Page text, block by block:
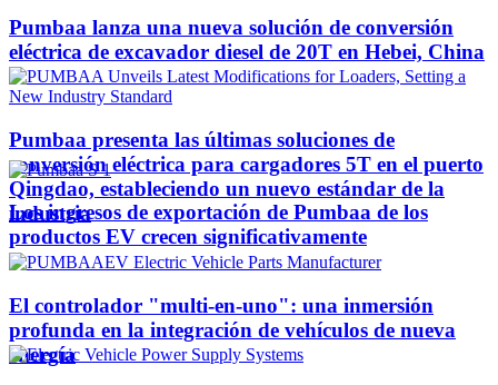
Pumbaa lanza una nueva solución de conversión
eléctrica de excavador diesel de 20T en Hebei, China
Pumbaa presenta las últimas soluciones de
conversión eléctrica para cargadores 5T en el puerto
Qingdao, estableciendo un nuevo estándar de la
industria
Los ingresos de exportación de Pumbaa de los
productos EV crecen significativamente
El controlador "multi-en-uno": una inmersión
profunda en la integración de vehículos de nueva
energía